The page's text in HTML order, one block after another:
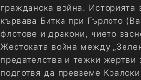
гражданска война. Историята
кървава Битка при Гърлото
флотове и дракони, чието
Жестоката война между
предателства и тежки жертви
подготвя да превземе